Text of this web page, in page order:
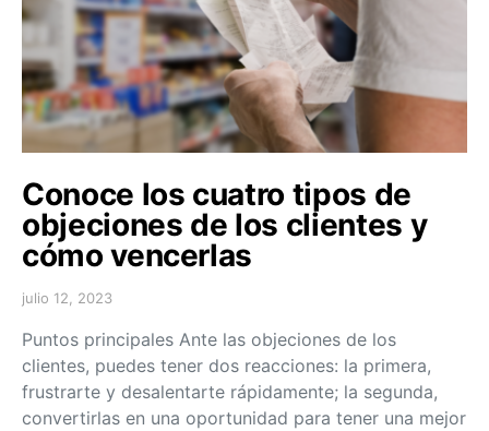
Conoce los cuatro tipos de
objeciones de los clientes y
cómo vencerlas
julio 12, 2023
Puntos principales Ante las objeciones de los
clientes, puedes tener dos reacciones: la primera,
frustrarte y desalentarte rápidamente; la segunda,
convertirlas en una oportunidad para tener una mejor